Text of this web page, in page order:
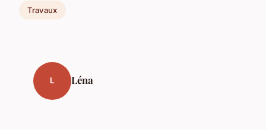
Travaux
L Léna